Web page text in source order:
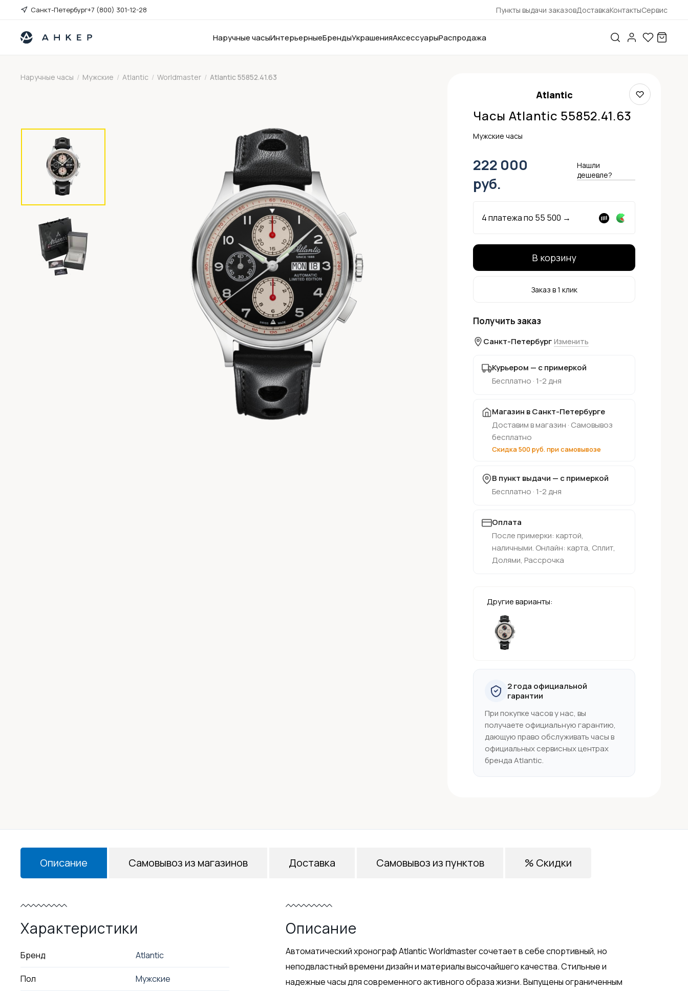
Санкт-Петербург+7 (800) 301-12-28 Пункты выдачи заказовДоставкаКонтактыСервис
Наручные часыИнтерьерныеБрендыУкрашенияАксессуарыРаспродажа
Наручные часы / Мужские / Atlantic / Worldmaster / Atlantic 55852.41.63
Atlantic
Часы Atlantic 55852.41.63
Мужские часы
222 000
руб.
Нашли
дешевле?
4 платежа по 55 500 →
В корзину
Заказ в 1 клик
Получить заказ
Санкт-Петербург Изменить
Курьером — с примеркой
Бесплатно · 1-2 дня
Магазин в Санкт-Петербурге
Доставим в магазин · Самовывоз
бесплатно
Скидка 500 руб. при самовывозе
В пункт выдачи — с примеркой
Бесплатно · 1-2 дня
Оплата
После примерки: картой,
наличными. Онлайн: карта, Сплит,
Долями, Рассрочка
Другие варианты:
2 года официальной
гарантии
При покупке часов у нас, вы
получаете официальную гарантию,
дающую право обслуживать часы в
официальных сервисных центрах
бренда Atlantic.
Описание
Характеристики
Бренд Atlantic
Пол Мужские
Описание
Автоматический хронограф Atlantic Worldmaster сочетает в себе спортивный, но
неподвластный времени дизайн и материалы высочайшего качества. Стильные и
надежные часы для современного активного образа жизни. Выпущены ограниченным
Самовывоз из магазинов Доставка Самовывоз из пунктов % Скидки